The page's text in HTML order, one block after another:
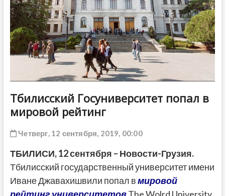
Тбилисский Госуниверситет попал в
мировой рейтинг
Четверг, 12 сентября, 2019, 00:00
ТБИЛИСИ, 12 сентября – Новости-Грузия.
Тбилисский государственный университет имени
Иване Джавахишвили попал вмировой